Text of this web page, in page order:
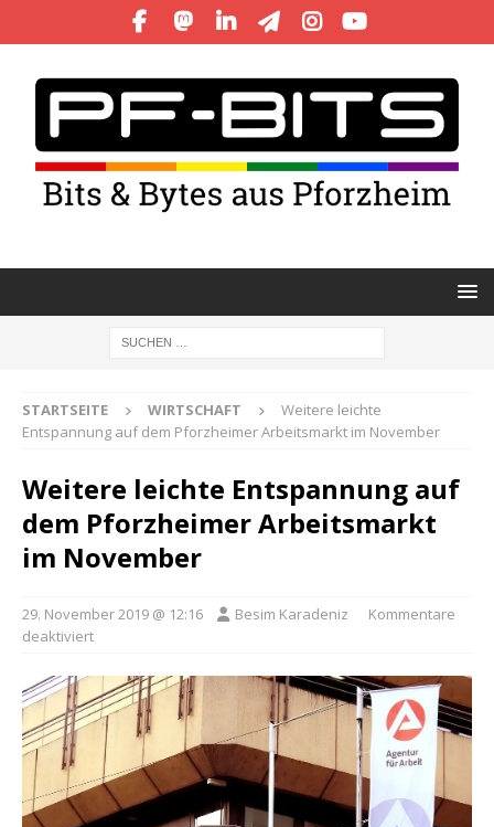
STARTSEITE WIRTSCHAFT
Weitere leichte
Entspannung auf dem Pforzheimer Arbeitsmarkt im November
Weitere leichte Entspannung auf
dem Pforzheimer Arbeitsmarkt
im November
29. November 2019 @ 12:16 Besim Karadeniz
Kommentare
deaktiviert